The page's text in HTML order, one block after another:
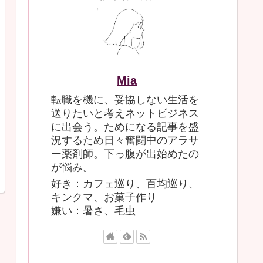
Mia
転職を機に、妥協しない生活を
送りたいと考えネットビジネス
に出会う。ためになる記事を盛
況するため日々奮闘中のアラサ
ー薬剤師。下っ腹が出始めたの
が悩み。
好き：カフェ巡り、百均巡り、
キンクマ、お菓子作り
嫌い：暑さ、毛虫